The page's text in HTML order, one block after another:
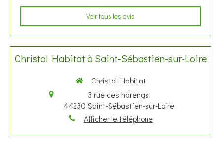
Voir tous les avis
Christol Habitat à Saint-Sébastien-sur-Loire
Christol Habitat
3 rue des harengs
44230 Saint-Sébastien-sur-Loire
Afficher le téléphone